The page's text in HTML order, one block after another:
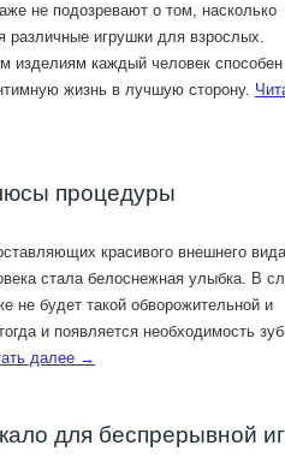
не подозревают о том, насколько
различные игрушки для взрослых.
изделиям каждый человек способен
жизнь в лучшую сторону.
процедуры
красивого внешнего
стала белоснежная улыбка. В
не будет такой обворожительной и
и появляется необходимость
далее →
для беспрерывной